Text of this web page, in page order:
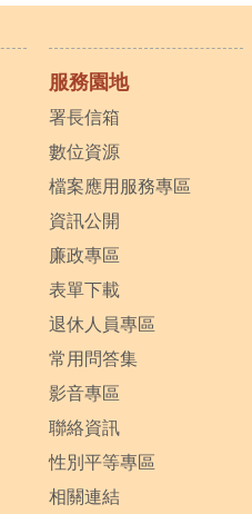
服務園地
署長信箱
數位資源
檔案應用服務專區
資訊公開
廉政專區
表單下載
退休人員專區
常用問答集
影音專區
聯絡資訊
性別平等專區
相關連結